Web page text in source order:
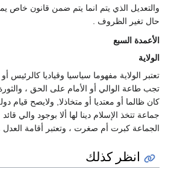
والتعديل الذي يتم انما يتم ضمن قانون خاص
حال تغير الظروف .
الأعمدة السبع
الولاية
تعتبر الولاية مفهوما سياسيا وقياديا كالرئيس
تجب طاعة الوالي أو الأمام على الحق ،
كان ظالما أو معتديا أو متخاذلا, ولايصح قيام
جماعة تتخذ الإسلام دينا لها ألا بوجود والي
الجماعة كبرت أم صغرت ، وتعتبر أقامة العدل
انظر كذلك